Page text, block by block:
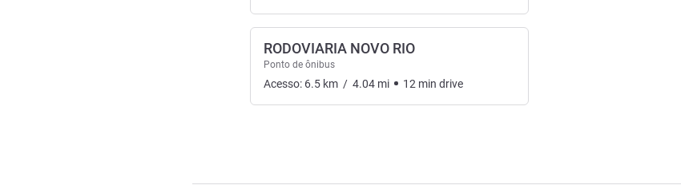
RODOVIARIA NOVO RIO
Ponto de ônibus
Acesso: 6.5 km / 4.04 mi 12 min drive